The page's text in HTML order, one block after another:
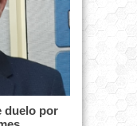
duelo por